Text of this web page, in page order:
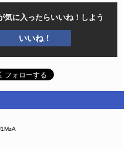
気に入ったらいいね！しよう
いいね！